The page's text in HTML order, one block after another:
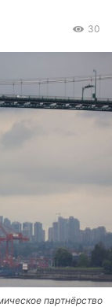
30
партнёрство